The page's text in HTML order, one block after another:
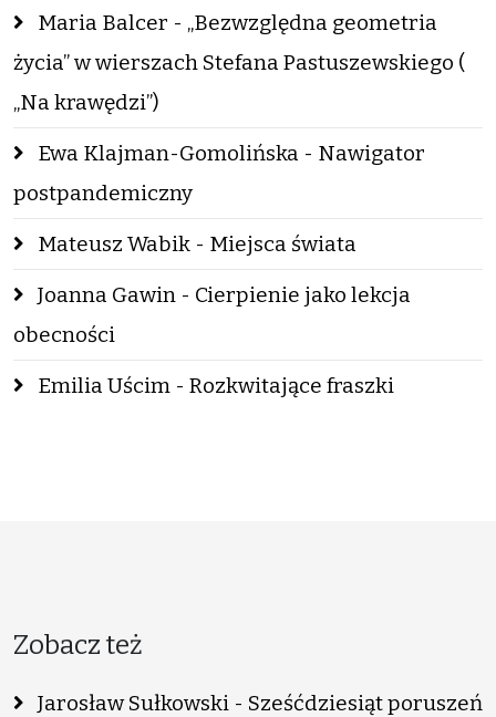
Maria Balcer - „Bezwzględna geometria
życia” w wierszach Stefana Pastuszewskiego (
„Na krawędzi”)
Ewa Klajman-Gomolińska - Nawigator
postpandemiczny
Mateusz Wabik - Miejsca świata
Joanna Gawin - Cierpienie jako lekcja
obecności
Emilia Uścim - Rozkwitające fraszki
Zobacz też
Jarosław Sułkowski - Sześćdziesiąt poruszeń